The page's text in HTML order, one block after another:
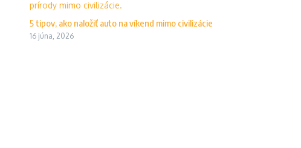
5 tipov, ako naložiť auto na víkend mimo civilizácie
16 júna, 2026